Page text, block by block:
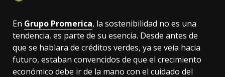
En Grupo Promerica, la sostenibilidad no es una
tendencia, es parte de su esencia. Desde antes de
que se hablara de créditos verdes, ya se veía hacia
futuro, estaban convencidos de que el crecimiento
económico debe ir de la mano con el cuidado del